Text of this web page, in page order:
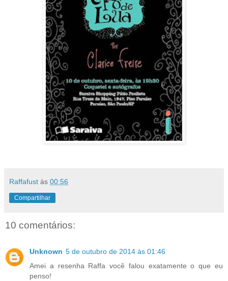
Raffafust às 00:56
Compartilhar
10 comentários:
Unknown 5 de outubro de 2014 às 01:46
Amei a resenha Raffa você falou exatamente o que eu
penso!